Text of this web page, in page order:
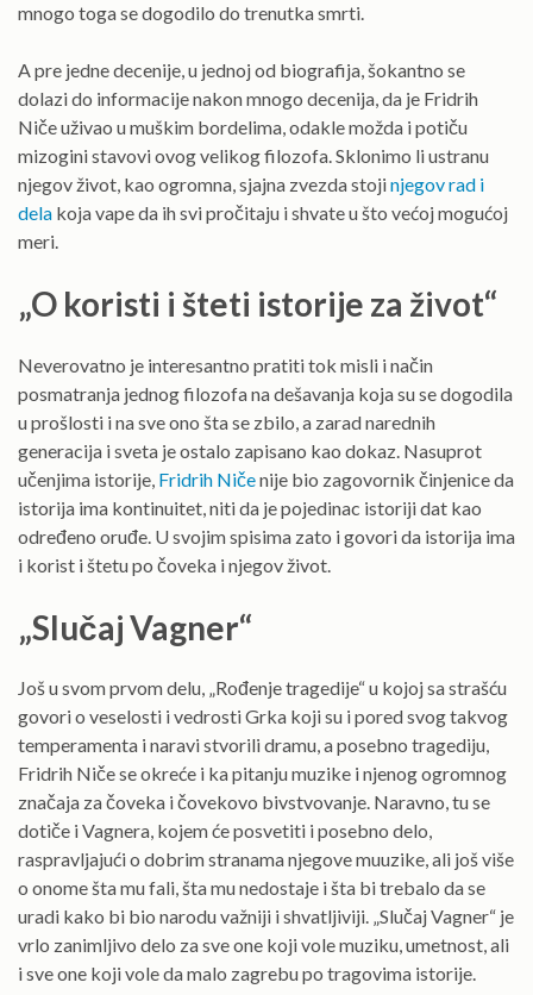
mnogo toga se dogodilo do trenutka smrti.
A pre jedne decenije, u jednoj od biografija, šokantno se
dolazi do informacije nakon mnogo decenija, da je Fridrih
Niče uživao u muškim bordelima, odakle možda i potiču
mizogini stavovi ovog velikog filozofa. Sklonimo li ustranu
njegov život, kao ogromna, sjajna zvezda stojinjegov rad i
dela koja vape da ih svi pročitaju i shvate u što većoj mogućoj
meri.
„O koristi i šteti istorije za život“
Neverovatno je interesantno pratiti tok misli i način
posmatranja jednog filozofa na dešavanja koja su se dogodila
u prošlosti i na sve ono šta se zbilo, a zarad narednih
generacija i sveta je ostalo zapisano kao dokaz. Nasuprot
učenjima istorije, Fridrih Ničenije bio zagovornik činjenice da
istorija ima kontinuitet, niti da je pojedinac istoriji dat kao
određeno oruđe. U svojim spisima zato i govori da istorija ima
i korist i štetu po čoveka i njegov život.
„Slučaj Vagner“
Još u svom prvom delu, „Rođenje tragedije“ u kojoj sa strašću
govori o veselosti i vedrosti Grka koji su i pored svog takvog
temperamenta i naravi stvorili dramu, a posebno tragediju,
Fridrih Niče se okreće i ka pitanju muzike i njenog ogromnog
značaja za čoveka i čovekovo bivstvovanje. Naravno, tu se
dotiče i Vagnera, kojem će posvetiti i posebno delo,
raspravljajući o dobrim stranama njegove muuzike, ali još više
o onome šta mu fali, šta mu nedostaje i šta bi trebalo da se
uradi kako bi bio narodu važniji i shvatljiviji. „Slučaj Vagner“ je
vrlo zanimljivo delo za sve one koji vole muziku, umetnost, ali
i sve one koji vole da malo zagrebu po tragovima istorije.